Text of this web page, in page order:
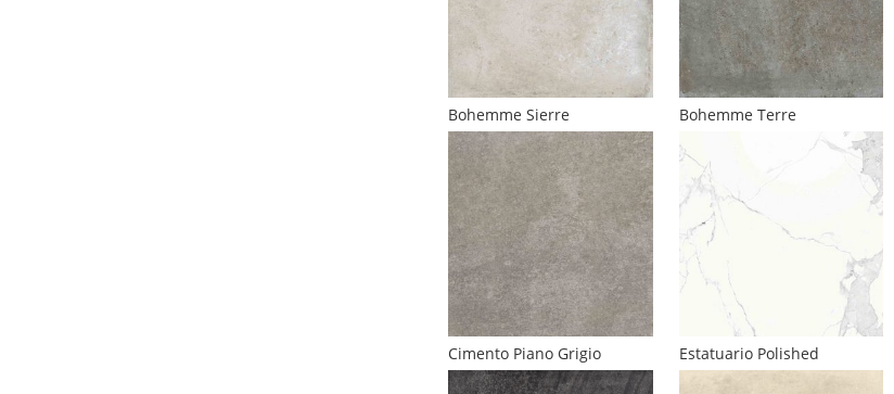
Bohemme Sierre Bohemme Terre
Cimento Piano Grigio Estatuario Polished